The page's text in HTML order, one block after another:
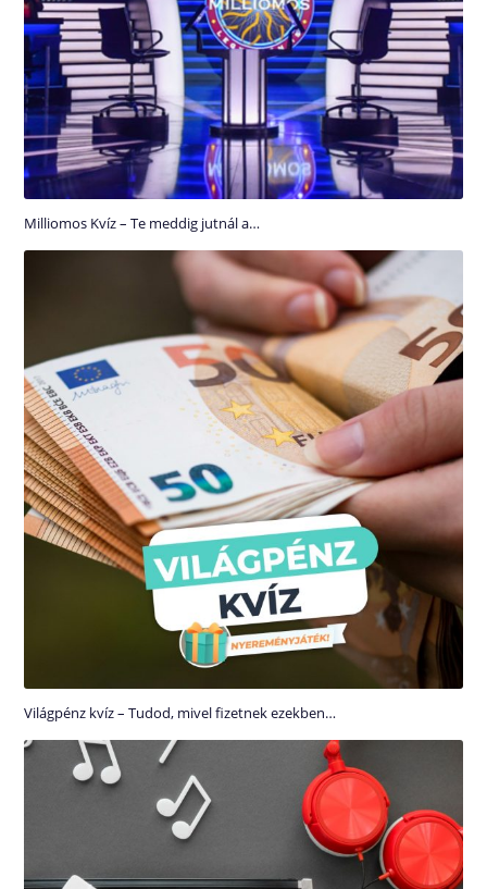
Milliomos Kvíz – Te meddig jutnál a…
Világpénz kvíz – Tudod, mivel fizetnek ezekben…